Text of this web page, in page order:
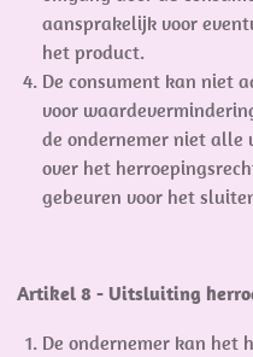
aansprakelijk voor
het product.
De consument kan niet
voor
de ondernemer niet
over het
gebeuren voor het
Artikel 8 - Uitsluiting
De ondernemer kan het